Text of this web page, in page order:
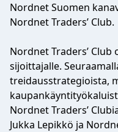
Nordnet Suomen
Nordnet Traders’ Club.
Nordnet Traders’
sijoittajalle.
treidausstrategioista,
Nordnet Traders’
Jukka Lepikkö ja